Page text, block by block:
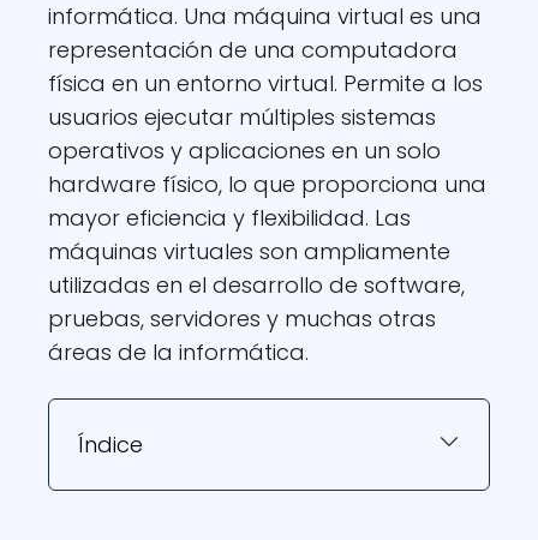
informática. Una máquina virtual es una
representación de una computadora
física en un entorno virtual. Permite a los
usuarios ejecutar múltiples sistemas
operativos y aplicaciones en un solo
hardware físico, lo que proporciona una
mayor eficiencia y flexibilidad. Las
máquinas virtuales son ampliamente
utilizadas en el desarrollo de software,
pruebas, servidores y muchas otras
áreas de la informática.
Índice